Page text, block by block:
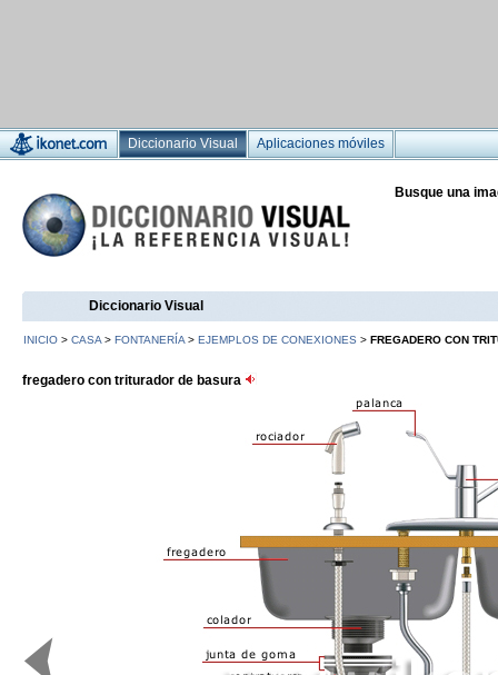
Diccionario Visual Aplicaciones móviles
Busque una
Diccionario Visual
INICIO > CASA > FONTANERÍA > EJEMPLOS DE CONEXIONES > FREGADERO CON
fregadero con triturador de basura